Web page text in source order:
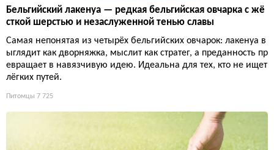
Бельгийский лакенуа — редкая бельгийская овчарка с жё
сткой шерстью и незаслуженной тенью славы
Самая непонятая из четырёх бельгийских овчарок: лакенуа в
ыглядит как дворняжка, мыслит как стратег, а преданность пр
евращает в навязчивую идею. Идеальна для тех, кто не ищет
лёгких путей.
Питомцы 7 725